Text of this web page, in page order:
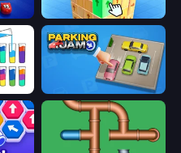
Cups - Water Sort Puzzle